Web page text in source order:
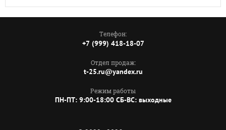
Телефон:
+7 (999) 418-18-07
Отдел продаж:
t-25.ru@yandex.ru
Режим работы
ПН-ПТ: 9:00-18:00 СБ-ВС: выходные